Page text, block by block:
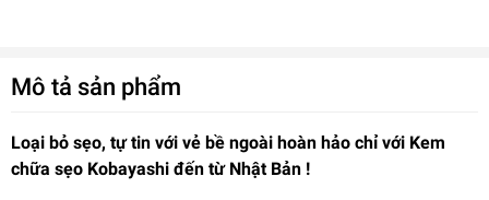
Mô tả sản phẩm
Loại bỏ sẹo, tự tin với vẻ bề ngoài hoàn hảo chỉ với Kem
chữa sẹo Kobayashi đến từ Nhật Bản !